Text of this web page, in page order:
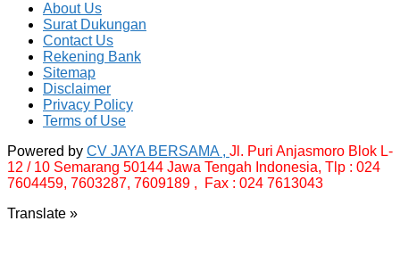
About Us
Surat Dukungan
Contact Us
Rekening Bank
Sitemap
Disclaimer
Privacy Policy
Terms of Use
Powered by CV JAYA BERSAMA , Jl. Puri Anjasmoro Blok L-
12 / 10 Semarang 50144 Jawa Tengah Indonesia, Tlp : 024
7604459, 7603287, 7609189 , Fax : 024 7613043
Translate »